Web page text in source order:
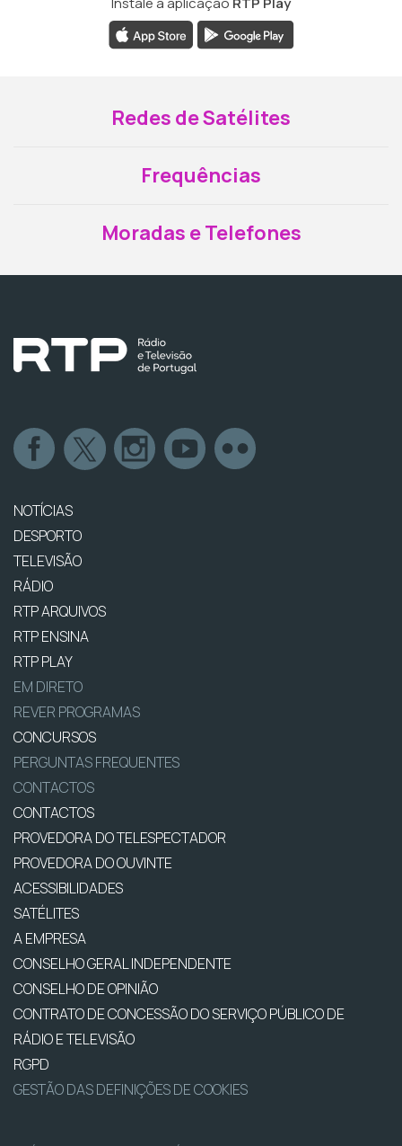
Redes de Satélites
Frequências
Moradas e Telefones
NOTÍCIAS
DESPORTO
TELEVISÃO
RÁDIO
RTP ARQUIVOS
RTP ENSINA
RTP PLAY
EM DIRETO
REVER PROGRAMAS
CONCURSOS
PERGUNTAS FREQUENTES
CONTACTOS
CONTACTOS
PROVEDORA DO TELESPECTADOR
PROVEDORA DO OUVINTE
ACESSIBILIDADES
SATÉLITES
A EMPRESA
CONSELHO GERAL INDEPENDENTE
CONSELHO DE OPINIÃO
CONTRATO DE CONCESSÃO DO SERVIÇO PÚBLICO DE
RÁDIO E TELEVISÃO
RGPD
GESTÃO DAS DEFINIÇÕES DE COOKIES